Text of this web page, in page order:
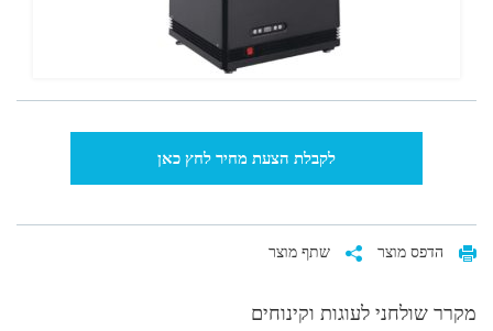
לקבלת הצעת מחיר לחץ כאן
הדפס מוצר שתף מוצר
מקרר שולחני לעוגות וקינוחים